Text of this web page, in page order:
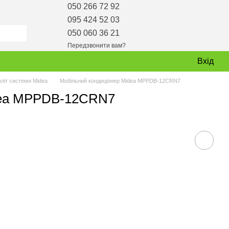
050 266 72 92
095 424 52 03
050 060 36 21
Передзвонити вам?
Вхід
системи Midea Мобільний кондиціонер Midea MPPDB-12CRN7
MPPDB-12CRN7